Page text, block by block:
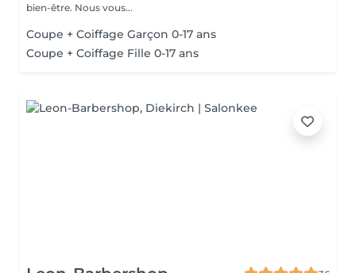
bien-être. Nous vous...
Coupe + Coiffage Garçon 0-17 ans
Coupe + Coiffage Fille 0-17 ans